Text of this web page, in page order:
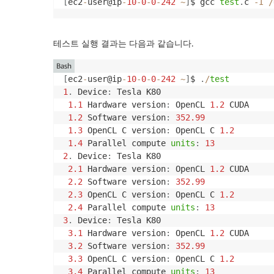
테스트 실행 결과는 다음과 같습니다.
[ec2-user@ip-10-0-0-242 ~] $ . /test
1 . Device:
Tesla K80
1.1
Hardware version: OpenCL 1.2 CUDA
1.2 Software version:
352.99
1.3 OpenCL C version: OpenCL C 1.2
1.4 Parallel compute units :
13
2 . Device:
Tesla K80
2.1
Hardware version: OpenCL 1.2 CUDA
2.2 Software version:
352.99
2.3 OpenCL C version: OpenCL C 1.2
2.4 Parallel compute units :
13
3. Device:
Tesla K80
3.1
Hardware version: OpenCL 1.2 CUDA
3.2 Software version:
352.99
3.3 OpenCL C version: OpenCL C 1.2
3.4 Parallel compute units :
13
Bash